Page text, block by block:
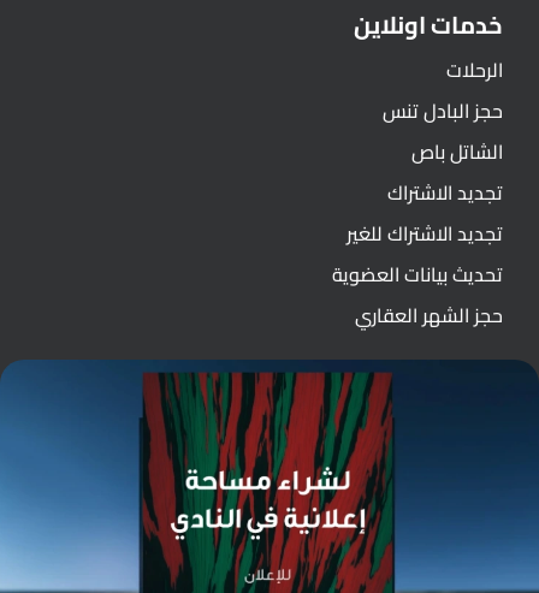
خدمات اونلاين
الرحلات
حجز البادل تنس
الشاتل باص
تجديد الاشتراك
تجديد الاشتراك للغير
تحديث بيانات العضوية
حجز الشهر العقاري